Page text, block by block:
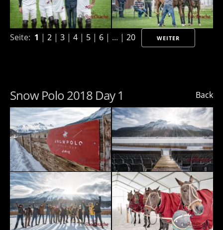
Seite: 1 | 2 | 3 | 4 | 5 | 6 | ... | 20 WEITER
Back
Snow Polo 2018 Day 1